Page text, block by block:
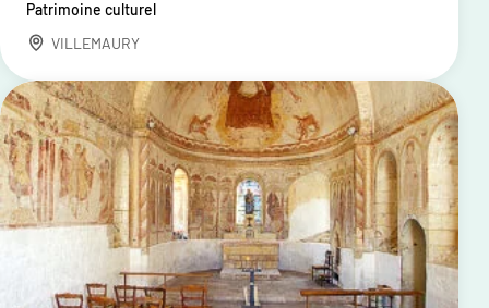
Patrimoine culturel
VILLEMAURY